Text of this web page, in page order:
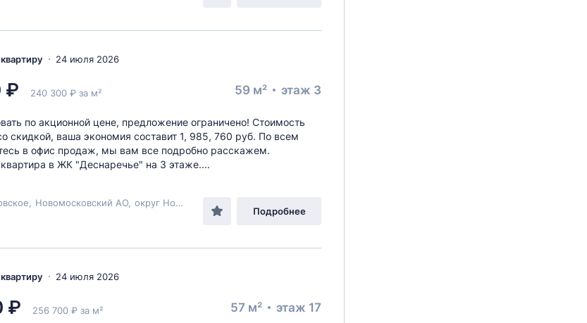
24 июля 2026
₽ 240 300 ₽ за м² 59 м² этаж 3
по акционной цене, предложение ограничено! Стоимость
скидкой, ваша экономия составит 1, 985, 760 руб. По всем
в офис продаж, мы вам все подробно расскажем.
в ЖК "Деснаречье" на 3 этаже....
Новомосковский АО округ Новомосковский
Подробнее
24 июля 2026
₽ 256 700 ₽ за м² 57 м² этаж 17